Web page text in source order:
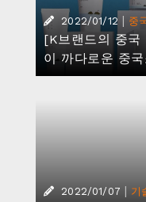
2022/01/12 | 중
[K브랜드의 중
이 까다로운 중
2022/01/07 | 기